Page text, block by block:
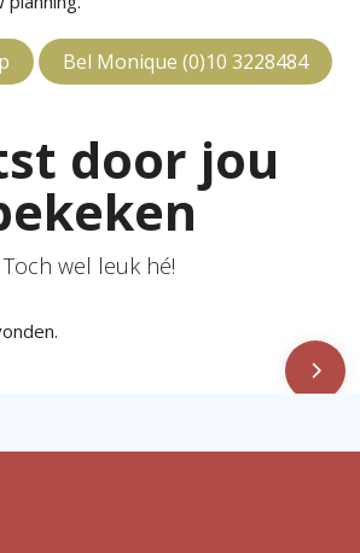
Bel Monique (0)10 3228484
door jou
Toch wel leuk hé!